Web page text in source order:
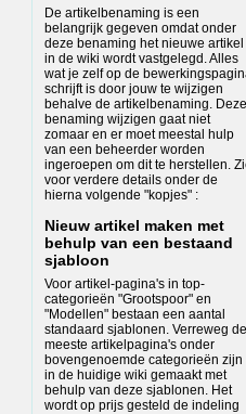
De artikelbenaming is een
belangrijk gegeven omdat onder
deze benaming het nieuwe artikel
in de wiki wordt vastgelegd. Alles
wat je zelf op de
schrijft is door jouw te wijzigen
behalve de artikelbenaming. Deze
benaming wijzigen gaat niet
zomaar en er moet meestal hulp
van een beheerder worden
ingeroepen om dit te herstellen.
voor verdere details onder de
hierna volgende "kopjes" :
Nieuw artikel maken met
behulp van een bestaand
sjabloon
Voor artikel-pagina's in top-
categorieën "Grootspoor" en
"Modellen" bestaan een aantal
standaard sjablonen. Verreweg de
meeste artikelpagina's onder
bovengenoemde categorieën zijn
in de huidige wiki gemaakt met
behulp van deze sjablonen. Het
wordt op prijs gesteld de indeling